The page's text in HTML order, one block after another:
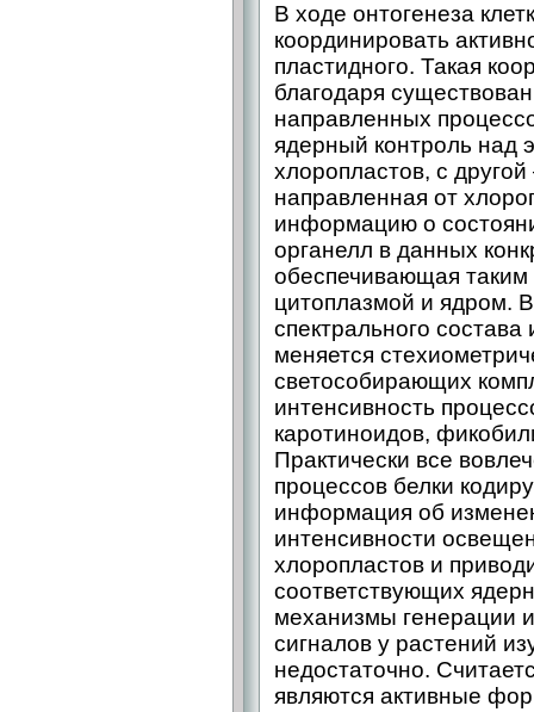
В ходе онтогенеза
координировать
пластидного. Такая
благодаря
направленных
ядерный контроль над
хлоропластов, с
направленная от
информацию о
органелл в данных
обеспечивающая
цитоплазмой и ядром.
спектрального
меняется
светособирающих
интенсивность
каротиноидов,
Практически все
процессов белки
информация об
интенсивности
хлоропластов и
соответствующих
механизмы генерации
сигналов у растений
недостаточно.
являются активные